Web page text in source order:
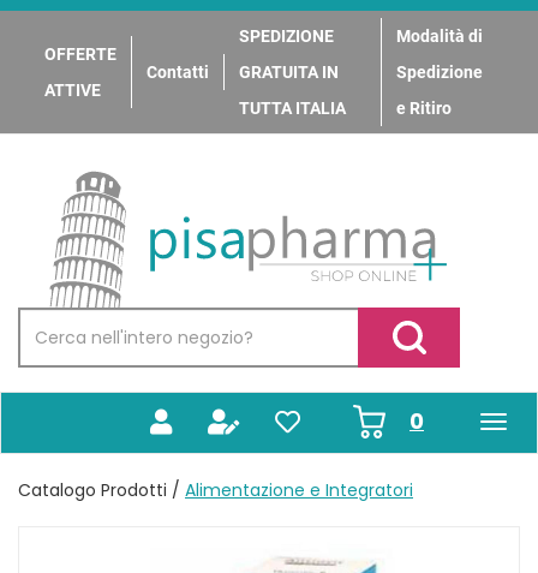
Passa
contenuto
principale
OFFERTE
ATTIVE
Contatti
SPEDIZIONE
GRATUITA IN
TUTTA ITALIA
Modalità di
Spedizione
e Ritiro
PisaPharma
Prodotto
Cerca Prodotto
0prodotti
inseriti
Catalogo Prodotti / Alimentazione e Integratori